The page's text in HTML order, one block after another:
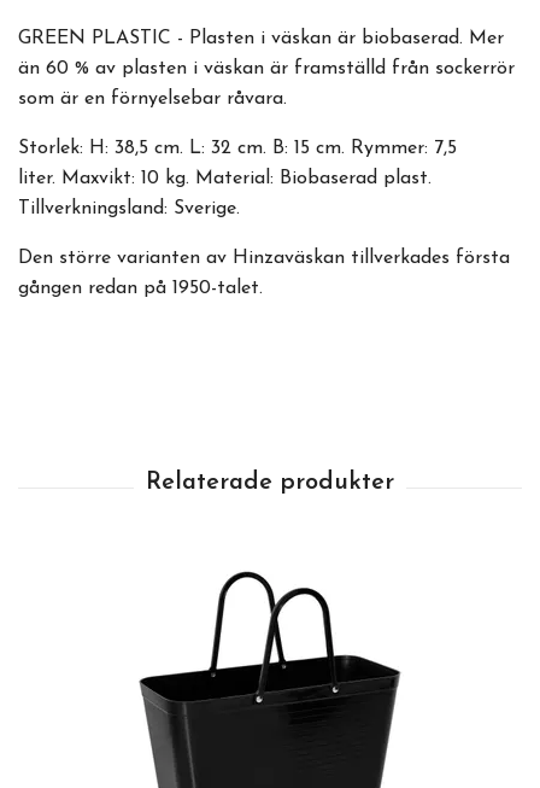
GREEN PLASTIC - Plasten i väskan är biobaserad. Mer
än 60 % av plasten i väskan är framställd från sockerrör
som är en förnyelsebar råvara.
Storlek: H: 38,5 cm. L: 32 cm. B: 15 cm. Rymmer: 7,5
liter. Maxvikt: 10 kg. Material: Biobaserad plast.
Tillverkningsland: Sverige.
Den större varianten av Hinzaväskan tillverkades första
gången redan på 1950-talet.